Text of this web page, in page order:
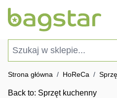
Strona główna / HoReCa /
Back to: Sprzęt kuchenny